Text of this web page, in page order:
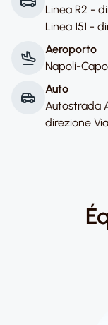
Linea R2 -
Linea 151 -
Aeroporto
Napoli-
Auto
Autostrada
direzione